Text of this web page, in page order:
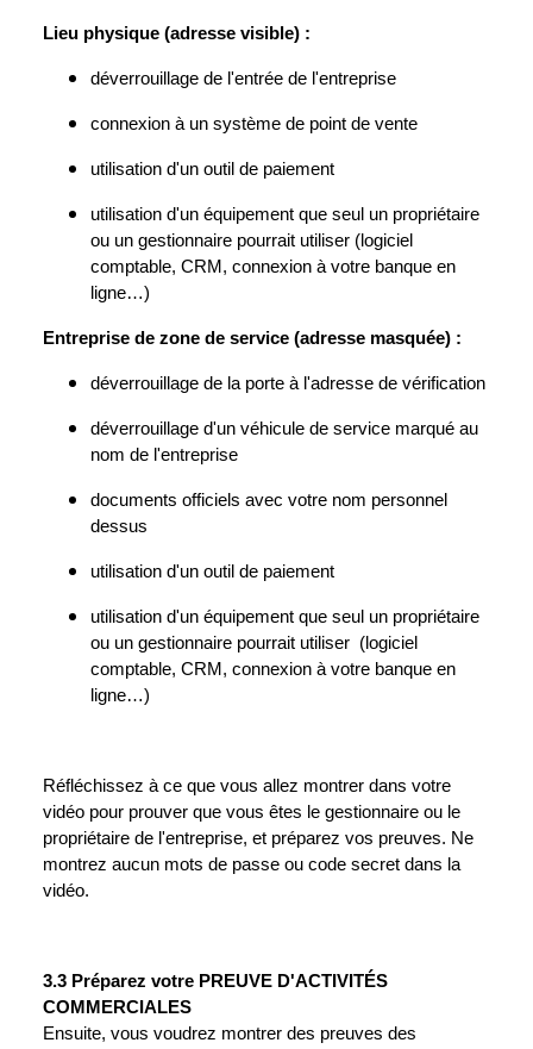
Lieu physique (adresse visible) :
déverrouillage de l'entrée de l'entreprise
connexion à un système de point de vente
utilisation d'un outil de paiement
utilisation d'un équipement que seul un propriétaire
ou un gestionnaire pourrait utiliser (logiciel
comptable, CRM, connexion à votre banque en
ligne…)
Entreprise de zone de service (adresse masquée) :
déverrouillage de la porte à l'adresse de vérification
déverrouillage d'un véhicule de service marqué au
nom de l'entreprise
documents officiels avec votre nom personnel
dessus
utilisation d'un outil de paiement
utilisation d'un équipement que seul un propriétaire
ou un gestionnaire pourrait utiliser (logiciel
comptable, CRM, connexion à votre banque en
ligne…)
Réfléchissez à ce que vous allez montrer dans votre
vidéo pour prouver que vous êtes le gestionnaire ou le
propriétaire de l'entreprise, et préparez vos preuves. Ne
montrez aucun mots de passe ou code secret dans la
vidéo.
3.3 Préparez votre PREUVE D'ACTIVITÉS
COMMERCIALES
Ensuite, vous voudrez montrer des preuves des